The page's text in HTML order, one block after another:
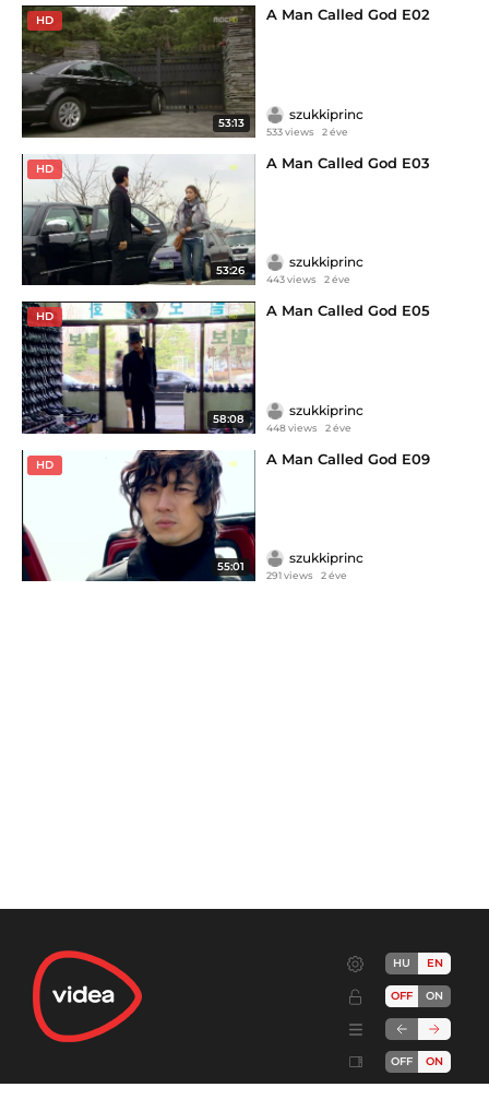
HD
53:13
A Man Called God E02
szukkiprinc
533 views 2 éve
HD
53:26
A Man Called God E03
szukkiprinc
443 views 2 éve
HD
58:08
A Man Called God E05
szukkiprinc
448 views 2 éve
HD
55:01
A Man Called God E09
szukkiprinc
291 views 2 éve
HU EN
OFF ON
OFF ON